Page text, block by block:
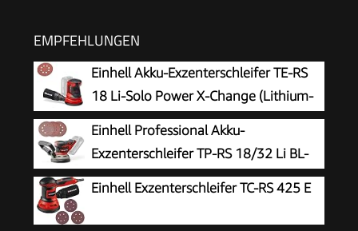
EMPFEHLUNGEN
Einhell Akku-Exzenterschleifer TE-RS
18 Li-Solo Power X-Change (Lithium-
Ionen, Drehzahl-Elektronik, Mikro-
Kletthaftung, inkl. 1x Schleifpapier P80, ohne
Akku und Ladegerät)
Einhell Professional Akku-
Exzenterschleifer TP-RS 18/32 Li BL-
Solo
Einhell Exzenterschleifer TC-RS 425 E